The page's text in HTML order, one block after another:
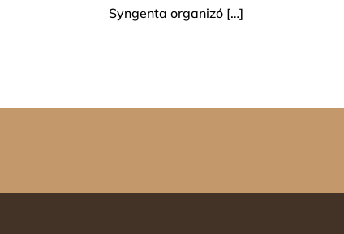
Syngenta organizó […]